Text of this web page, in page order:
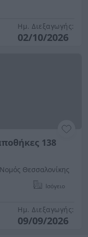
Ημ. Διεξαγωγής:
02/10/2026
138
Θεσσαλονίκης
Ισόγειο
Ημ. Διεξαγωγής:
09/09/2026